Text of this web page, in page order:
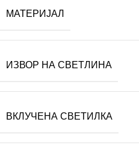
МАТЕРИЈАЛ
ИЗВОР НА СВЕТЛИНА
ВКЛУЧЕНА СВЕТИЛКА